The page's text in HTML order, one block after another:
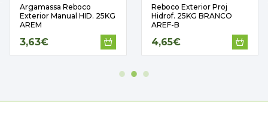
Argamassa Reboco
Exterior Manual HID. 25KG
AREM
3,63€
Reboco Exterior Proj
Hidrof. 25KG BRANCO
AREF-B
4,65€